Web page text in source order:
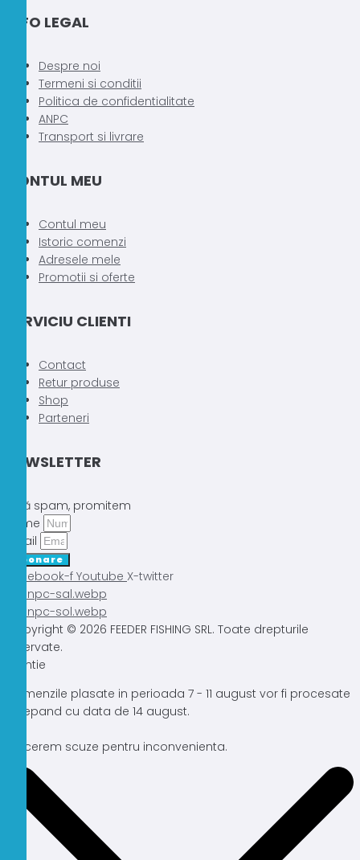
INFO LEGAL
Despre noi
Termeni si conditii
Politica de confidentialitate
ANPC
Transport si livrare
CONTUL MEU
Contul meu
Istoric comenzi
Adresele mele
Promotii si oferte
SERVICIU CLIENTI
Contact
Retur produse
Shop
Parteneri
NEWSLETTER
Fără spam, promitem
Nume
Email
Abonare
Facebook-f Youtube X-twitter
Copyright © 2026 FEEDER FISHING SRL. Toate drepturile
rezervate.
Atentie
Comenzile plasate in perioada 7 - 11 august vor fi procesate
incepand cu data de 14 august.
Ne cerem scuze pentru inconvenienta.